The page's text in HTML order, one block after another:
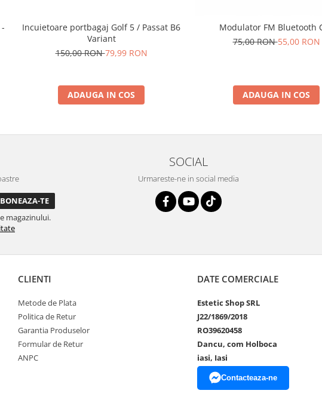
Incuietoare portbagaj Golf 5 / Passat B6
Variant
150,00 RON79,99 RON
ADAUGA IN COS
Modulator FM Bluetooth
75,00 RON55,00 RON
ADAUGA IN COS
magazinului.
SOCIAL
Urmareste-ne in social media
CLIENTI
Metode de Plata
Politica de Retur
Garantia Produselor
Formular de Retur
ANPC
DATE COMERCIALE
Estetic Shop SRL
J22/1869/2018
RO39620458
Dancu, com Holboca
iasi, Iasi
Contacteaza-ne